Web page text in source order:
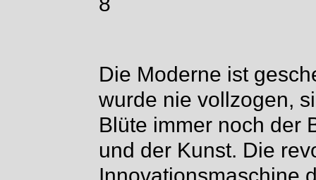
Die Moderne ist
wurde nie vollzogen,
Blüte immer noch der
und der Kunst. Die